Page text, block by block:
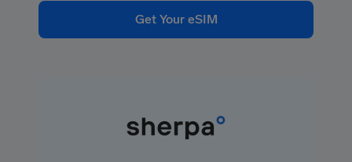
Get Your eSIM